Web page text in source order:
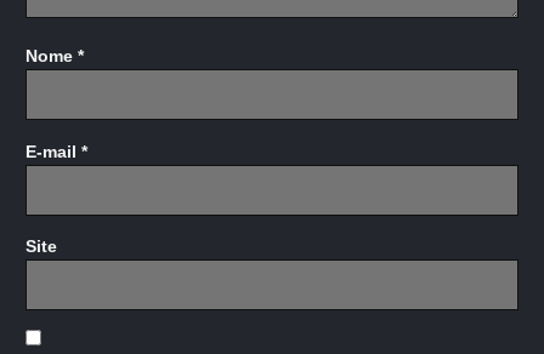
Nome *
E-mail *
Site